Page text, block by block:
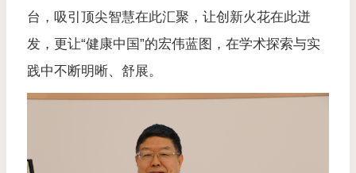
台，吸引顶尖智慧在此汇聚，让创新火花在此迸
发，更让“健康中国”的宏伟蓝图，在学术探索与实
践中不断明晰、舒展。